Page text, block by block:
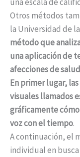
Otros métodos
la Universidad de la
método que
una aplicación de
afecciones de
En primer lugar,
visuales llamados
gráficamente
voz con el tiempo.
A continuación, el
individual en